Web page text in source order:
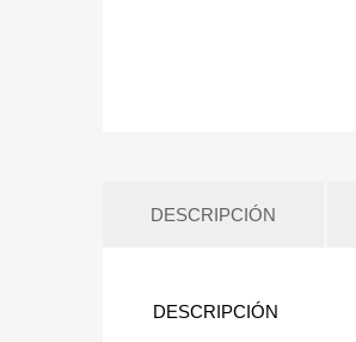
DESCRIPCIÓN
DESCRIPCIÓN